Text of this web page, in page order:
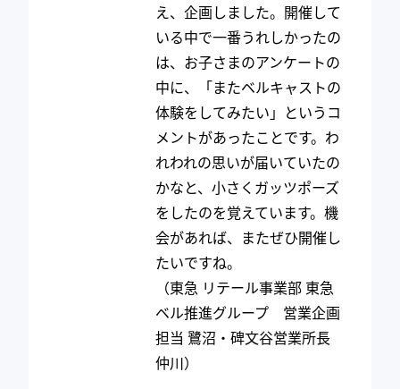
え、企画しました。開催して
いる中で一番うれしかったの
は、お子さまのアンケートの
中に、「またベルキャストの
体験をしてみたい」というコ
メントがあったことです。わ
れわれの思いが届いていたの
かなと、小さくガッツポーズ
をしたのを覚えています。機
会があれば、またぜひ開催し
たいですね。
（東急 リテール事業部 東急
ベル推進グループ 営業企画
担当 鷺沼・碑文谷営業所長
仲川）